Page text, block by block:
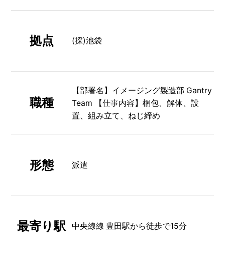
拠点 (採)池袋
職種
【部署名】イメージング製造部 Gantry
Team 【仕事内容】梱包、解体、設
置、組み立て、ねじ締め
形態 派遣
最寄り駅 中央線線 豊田駅から徒歩で15分